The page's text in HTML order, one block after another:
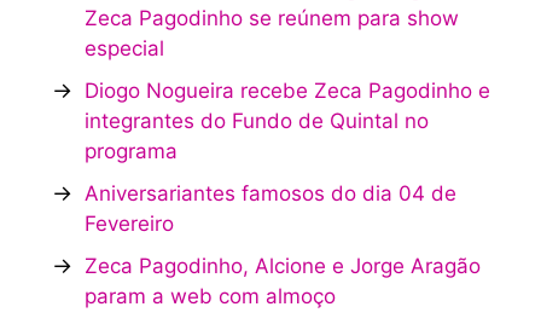
Zeca Pagodinho se reúnem para show
especial
→ Diogo Nogueira recebe Zeca Pagodinho e
integrantes do Fundo de Quintal no
programa
→ Aniversariantes famosos do dia 04 de
Fevereiro
→ Zeca Pagodinho, Alcione e Jorge Aragão
param a web com almoço